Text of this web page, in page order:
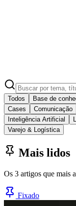
Todos Base de
Cases
Comunicação
Inteligência Artificial
Varejo & Logística
Mais lidos
Os 3 artigos que mais
Fixado